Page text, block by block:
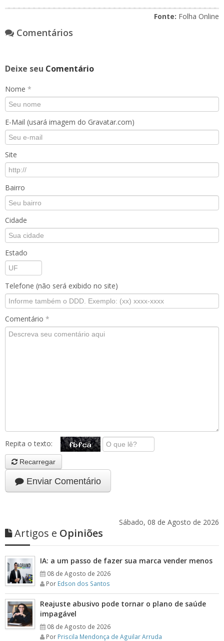
Fonte: Folha Online
Comentários
Deixe seu Comentário
Nome *
E-Mail (usará imagem do Gravatar.com)
Site
Bairro
Cidade
Estado
Telefone (não será exibido no site)
Comentário *
Repita o texto:
Recarregar
Enviar Comentário
Sábado, 08 de Agosto de 2026
Artigos e Opiniões
IA: a um passo de fazer sua marca vender menos
08 de Agosto de 2026
Por Edson dos Santos
Reajuste abusivo pode tornar o plano de saúde
impagável
08 de Agosto de 2026
Por Priscila Mendonça de Aguilar Arruda